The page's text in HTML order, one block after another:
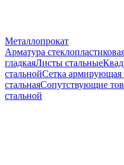
Металлопрокат
Арматура
гладкаяЛисты стальные
стальнойСетка армирующая
стальнаяСопутствующие
стальной